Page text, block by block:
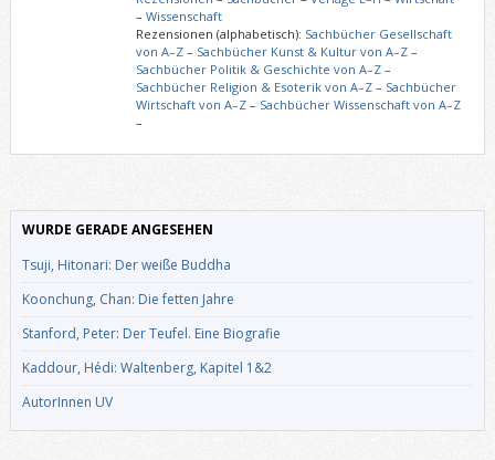
– Wissenschaft
Rezensionen (alphabetisch): Sachbücher Gesellschaft
von A–Z– Sachbücher Kunst & Kultur von A–Z–
Sachbücher Politik & Geschichte von A–Z–
Sachbücher Religion & Esoterik von A–Z– Sachbücher
Wirtschaft von A–Z– Sachbücher Wissenschaft von A–Z
–
WURDE GERADE ANGESEHEN
Tsuji, Hitonari: Der weiße Buddha
Koonchung, Chan: Die fetten Jahre
Stanford, Peter: Der Teufel. Eine Biografie
Kaddour, Hédi: Waltenberg, Kapitel 1&2
AutorInnen UV